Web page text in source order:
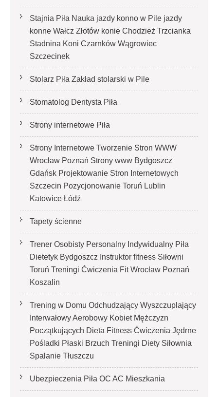
Stajnia Piła Nauka jazdy konno w Pile jazdy
konne Wałcz Złotów konie Chodzież Trzcianka
Stadnina Koni Czarnków Wągrowiec
Szczecinek
Stolarz Piła Zakład stolarski w Pile
Stomatolog Dentysta Piła
Strony internetowe Piła
Strony Internetowe Tworzenie Stron WWW
Wrocław Poznań Strony www Bydgoszcz
Gdańsk Projektowanie Stron Internetowych
Szczecin Pozycjonowanie Toruń Lublin
Katowice Łódź
Tapety ścienne
Trener Osobisty Personalny Indywidualny Piła
Dietetyk Bydgoszcz Instruktor fitness Siłowni
Toruń Treningi Ćwiczenia Fit Wrocław Poznań
Koszalin
Trening w Domu Odchudzający Wyszczuplający
Interwałowy Aerobowy Kobiet Mężczyzn
Początkujących Dieta Fitness Ćwiczenia Jędrne
Pośladki Płaski Brzuch Treningi Diety Siłownia
Spalanie Tłuszczu
Ubezpieczenia Piła OC AC Mieszkania